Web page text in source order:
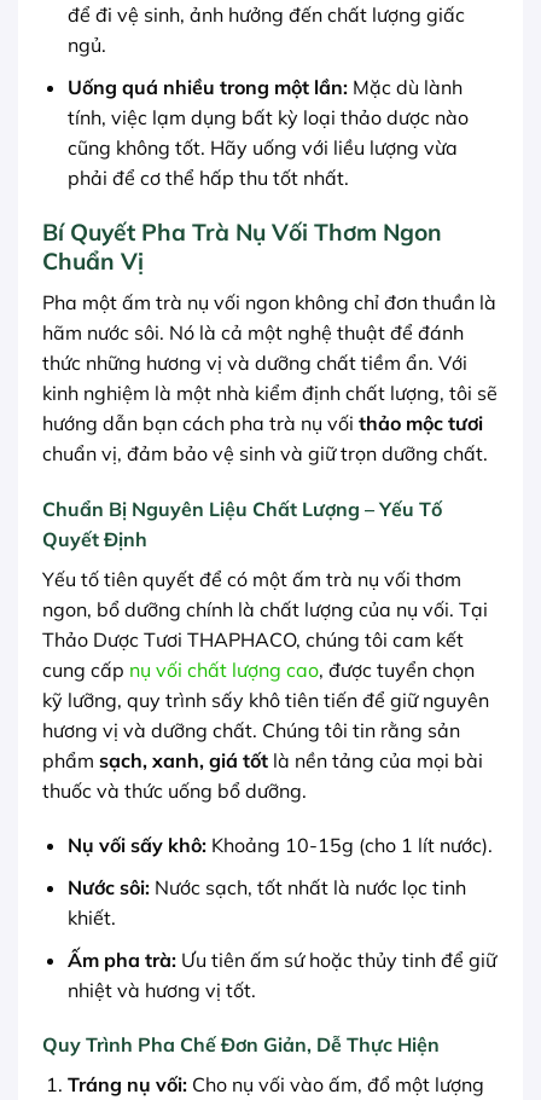
để đi vệ sinh, ảnh hưởng đến chất lượng giấc
ngủ.
Uống quá nhiều trong một lần:Mặc dù lành
tính, việc lạm dụng bất kỳ loại thảo dược nào
cũng không tốt. Hãy uống với liều lượng vừa
phải để cơ thể hấp thu tốt nhất.
Bí Quyết Pha Trà Nụ Vối Thơm Ngon
Chuẩn Vị
Pha một ấm trà nụ vối ngon không chỉ đơn thuần là
hãm nước sôi. Nó là cả một nghệ thuật để đánh
thức những hương vị và dưỡng chất tiềm ẩn. Với
kinh nghiệm là một nhà kiểm định chất lượng, tôi sẽ
hướng dẫn bạn cách pha trà nụ vối thảo mộc tươi
chuẩn vị, đảm bảo vệ sinh và giữ trọn dưỡng chất.
Chuẩn Bị Nguyên Liệu Chất Lượng – Yếu Tố
Quyết Định
Yếu tố tiên quyết để có một ấm trà nụ vối thơm
ngon, bổ dưỡng chính là chất lượng của nụ vối. Tại
Thảo Dược Tươi THAPHACO, chúng tôi cam kết
cung cấp nụ vối chất lượng cao, được tuyển chọn
kỹ lưỡng, quy trình sấy khô tiên tiến để giữ nguyên
hương vị và dưỡng chất. Chúng tôi tin rằng sản
phẩm sạch, xanh, giá tốt là nền tảng của mọi bài
thuốc và thức uống bổ dưỡng.
Nụ vối sấy khô:Khoảng 10-15g (cho 1 lít nước).
Nước sôi:Nước sạch, tốt nhất là nước lọc tinh
khiết.
Ấm pha trà:Ưu tiên ấm sứ hoặc thủy tinh để giữ
nhiệt và hương vị tốt.
Quy Trình Pha Chế Đơn Giản, Dễ Thực Hiện
Tráng nụ vối:Cho nụ vối vào ấm, đổ một lượng